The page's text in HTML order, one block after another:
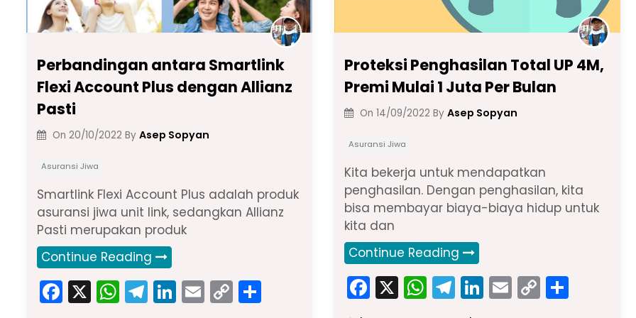
Perbandingan antara Smartlink
Flexi Account Plus dengan Allianz
Pasti
On 20/10/2022 By Asep Sopyan
Asuransi Jiwa
Smartlink Flexi Account Plus adalah produk
asuransi jiwa unit link, sedangkan Allianz
Pasti merupakan produk
Continue Reading
F X W T Li E C
Proteksi Penghasilan Total UP 4M,
Premi Mulai 1 Juta Per Bulan
On 14/09/2022 By Asep Sopyan
Asuransi Jiwa
Kita bekerja untuk mendapatkan
penghasilan. Dengan penghasilan, kita
bisa membayar biaya-biaya hidup untuk
kita dan
Continue Reading
F
a
X W
h
T
el
Li
n
E
m
C
o